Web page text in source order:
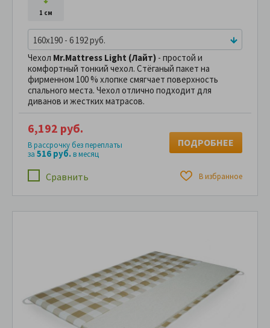
1 см
160x190 - 6 192 руб.
Чехол Mr.Mattress Light (Лайт) - простой и
комфортный тонкий чехол. Стёганый пакет на
фирменном 100 % хлопке смягчает поверхность
спального места. Чехол отлично подходит для
диванов и жестких матрасов.
Сравнить В избранное
6,192 руб.
В рассрочку без переплаты
за 516 руб.в месяц
ПОДРОБНЕЕ